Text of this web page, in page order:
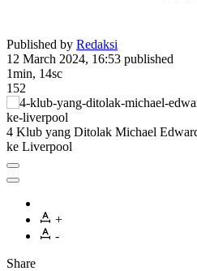
Published by Redaksi
12 March 2024, 16:53 published
1min, 14sc
152
4 Klub yang Ditolak Michael
ke Liverpool
+
-
Share